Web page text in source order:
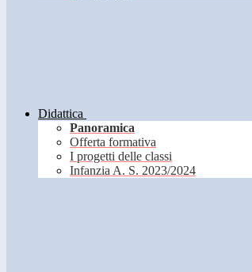
Didattica
Panoramica
Offerta formativa
I progetti delle classi
Infanzia A. S. 2023/2024